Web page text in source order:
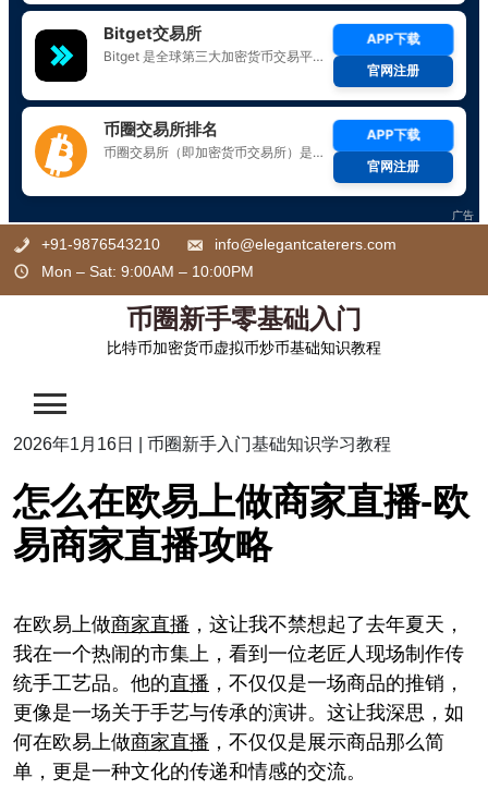
Skip
+91-9876543210
info@elegantcaterers.com
Mon – Sat: 9:00AM – 10:00PM
币圈新手零基础入门
比特币加密货币虚拟币炒币基础知识教程
2026年1月16日 币圈新手入门基础知识学习教程
怎么在欧易上做商家直播-欧
易商家直播攻略
在欧易上做商家直播 ，这让我不禁想起了去年夏天，
我在一个热闹的市集上，看到一位老匠人现场制作传
统手工艺品。他的直播 ，不仅仅是一场商品的推销，
更像是一场关于手艺与传承的演讲。这让我深思，如
何在欧易上做商家直播 ，不仅仅是展示商品那么简
单，更是一种文化的传递和情感的交流。